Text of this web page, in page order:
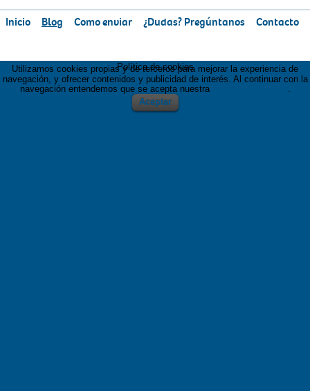
Inicio Blog Como enviar ¿Dudas? Pregúntanos Contacto
Utilizamos cookies propias y de terceros para mejorar la experiencia de
navegación, y ofrecer contenidos y publicidad de interés. Al continuar con la
navegación entendemos que se acepta nuestra
.
Aceptar
Política de cookies